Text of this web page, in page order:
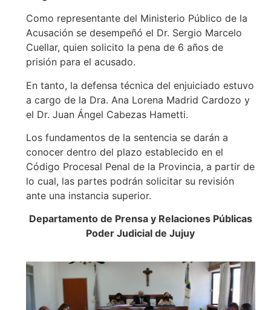
Como representante del Ministerio Público de la
Acusación se desempeñó el Dr. Sergio Marcelo
Cuellar, quien solicito la pena de 6 años de
prisión para el acusado.
En tanto, la defensa técnica del enjuiciado estuvo
a cargo de la Dra. Ana Lorena Madrid Cardozo y
el Dr. Juan Ángel Cabezas Hametti.
Los fundamentos de la sentencia se darán a
conocer dentro del plazo establecido en el
Código Procesal Penal de la Provincia, a partir de
lo cual, las partes podrán solicitar su revisión
ante una instancia superior.
Departamento de Prensa y Relaciones Públicas
Poder Judicial de Jujuy